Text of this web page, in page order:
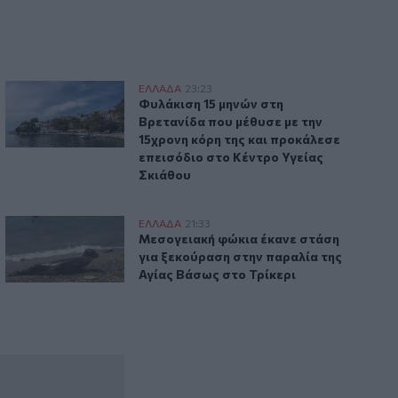
Αττικοβοιωτία
η μέγα-πυρκαγιά στην Αττικοβοιωτία
Φυλάκιση 15 μηνών στη Βρετανίδα που μέθυσε με την
ΕΛΛAΔΑ 23:23
Φυλάκιση 15 μηνών στη Βρετανίδα που
Φυλάκιση 15 μηνών στη
Βρετανίδα που μέθυσε με την
15χρονη κόρη της και προκάλεσε
επεισόδιο στο Κέντρο Υγείας
Σκιάθου
λάθη»
επικοινωνιακά λάθη»
ποσό από ηλικιωμένη
Μεσογειακή φώκια έκανε στάση για ξεκούραση στην
ΕΛΛAΔΑ 21:33
Μεσογειακή φώκια έκανε στάση για
Μεσογειακή φώκια έκανε στάση
για ξεκούραση στην παραλία της
Αγίας Βάσως στο Τρίκερι